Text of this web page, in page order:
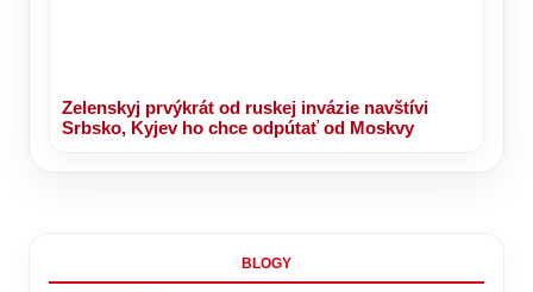
Zelenskyj prvýkrát od ruskej invázie navštívi
Srbsko, Kyjev ho chce odpútať od Moskvy
BLOGY